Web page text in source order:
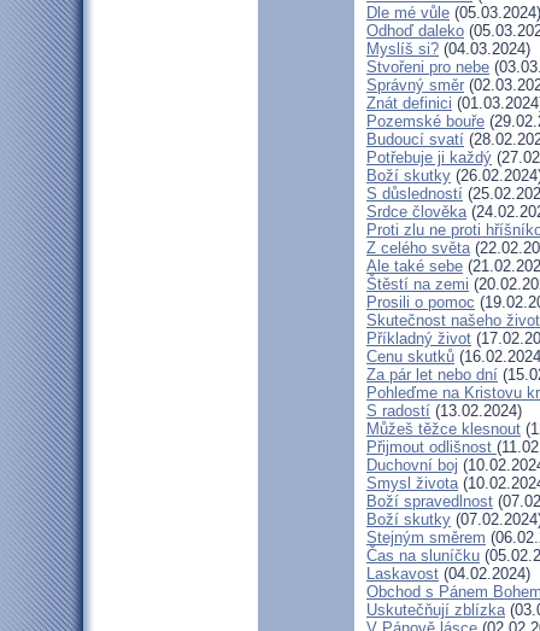
Dle mé vůle (05.03.2024)
Odhoď daleko
Myslíš si? (04.03.2024)
Stvořeni pro nebe
Správný směr
Znát definici
Pozemské bouře
Budoucí svatí
Potřebuje ji každý
Boží skutky
S důsledností
Srdce člověka
Proti zlu ne proti
Z celého světa
Ale také sebe
Štěstí na zemi
Prosili o pomoc
Skutečnost našeho
Příkladný život
Cenu skutků
Za pár let nebo dní
Pohleďme na Kristovu
S radostí (13.02.2024)
Můžeš těžce klesnout
Přijmout odlišnost
Duchovní boj
Smysl života
Boží spravedlnost
Boží skutky
Stejným směrem
Čas na sluníčku
Laskavost (04.02.2024)
Obchod s Pánem
Uskutečňují zblízka